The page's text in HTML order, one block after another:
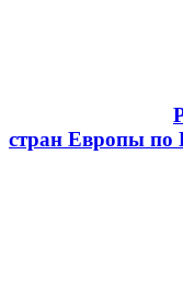
стран Европы